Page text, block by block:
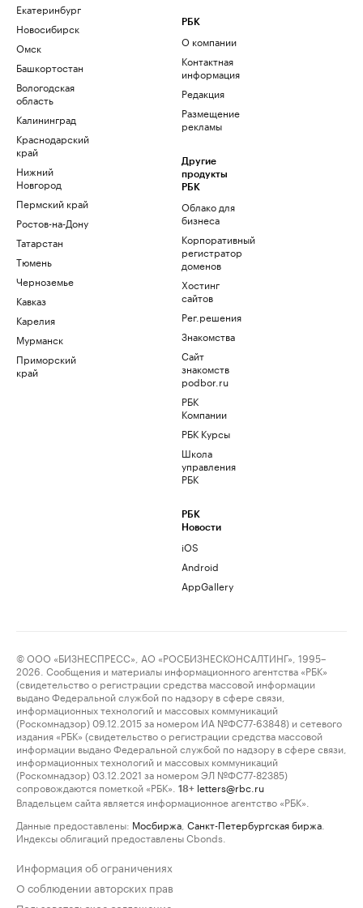
Екатеринбург
Новосибирск
Омск
Башкортостан
Вологодская
область
Калининград
Краснодарский
край
Нижний
Новгород
Пермский край
Ростов-на-Дону
Татарстан
Тюмень
Черноземье
Кавказ
Карелия
Мурманск
Приморский
край
РБК
О компании
Контактная
информация
Редакция
Размещение
рекламы
Другие
продукты
РБК
Облако для
бизнеса
Корпоративный
регистратор
доменов
Хостинг
сайтов
Рег.решения
Знакомства
Сайт
знакомств
podbor.ru
РБК
Компании
РБК Курсы
Школа
управления
РБК
РБК
Новости
iOS
Android
AppGallery
© ООО «БИЗНЕСПРЕСС», АО «РОСБИЗНЕСКОНСАЛТИНГ», 1995–
2026. Сообщения и материалы информационного агентства «РБК»
(свидетельство о регистрации средства массовой информации
выдано Федеральной службой по надзору в сфере связи,
информационных технологий и массовых коммуникаций
(Роскомнадзор) 09.12.2015 за номером ИА №ФС77-63848) и сетевого
издания «РБК» (свидетельство о регистрации средства массовой
информации выдано Федеральной службой по надзору в сфере связи,
информационных технологий и массовых коммуникаций
(Роскомнадзор) 03.12.2021 за номером ЭЛ №ФС77-82385)
сопровождаются пометкой «РБК».
18+ letters@rbc.ru
Владельцем сайта является информационное агентство «РБК».
Данные предоставлены: Мосбиржа Санкт-Петербургская биржа
Индексы облигаций предоставлены Cbonds.
Информация об ограничениях
О соблюдении авторских прав